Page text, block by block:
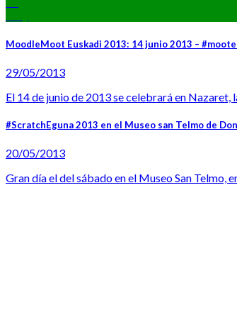
MoodleMoot Euskadi 2013: 14 junio 2013 –
29/05/2013
El 14 de junio de 2013 se celebrará en
#ScratchEguna 2013 en el Museo san Telmo de
20/05/2013
Gran día el del sábado en el Museo San Telmo,